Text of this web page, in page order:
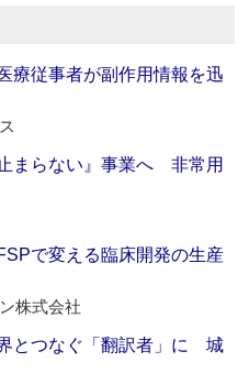
療従事者が副作用情報を迅
まらない』事業へ 非常用
で変える臨床開発の生産
株式会社
とつなぐ「翻訳者」に 城